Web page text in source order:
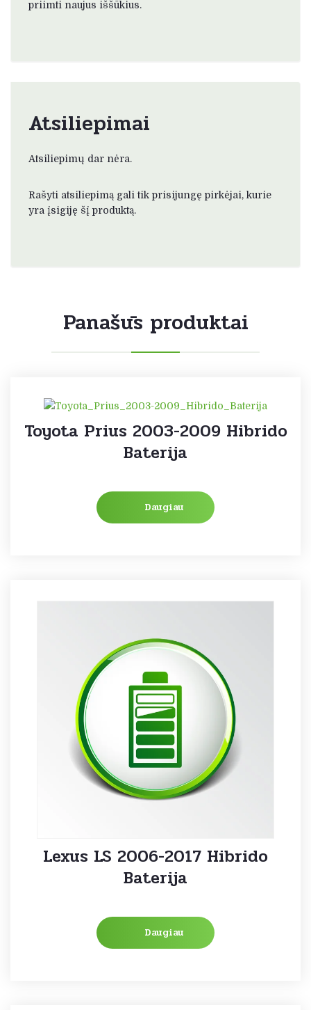
priimti naujus iššūkius.
Atsiliepimai
Atsiliepimų dar nėra.
Rašyti atsiliepimą gali tik prisijungę pirkėjai, kurie
yra įsigiję šį produktą.
Panašūs produktai
Toyota Prius 2003-2009 Hibrido
Baterija
Daugiau
Lexus LS 2006-2017 Hibrido
Baterija
Daugiau